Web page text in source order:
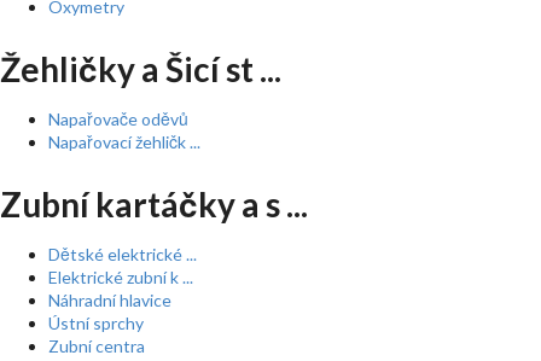
Oxymetry
Žehličky a Šicí st ...
Napařovače oděvů
Napařovací žehličk ...
Zubní kartáčky a s ...
Dětské elektrické ...
Elektrické zubní k ...
Náhradní hlavice
Ústní sprchy
Zubní centra